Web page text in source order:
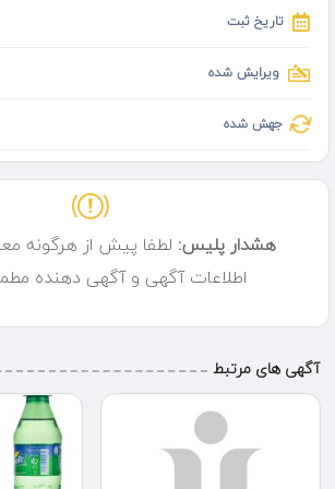
برای اطلاعات بیشتر باهامون تماس بگیرین هر
09104963092
تاریخ ثبت
ویرایش شده
جهش شده
هشدار پلیس: لطفا پیش از هرگونه
اطلاعات آگهی و آگهی دهنده
آگهی های مرتبط